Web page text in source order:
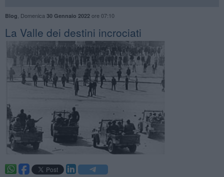
Blog Domenica 30 Gennaio 2022ore 07:10
​La Valle dei destini incrociati